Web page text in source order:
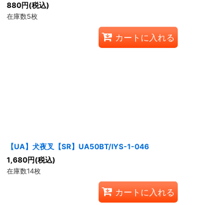
880円(税込)
在庫数5枚
カートに入れる
【UA】犬夜叉【SR】UA50BT/IYS-1-046
1,680円(税込)
在庫数14枚
カートに入れる